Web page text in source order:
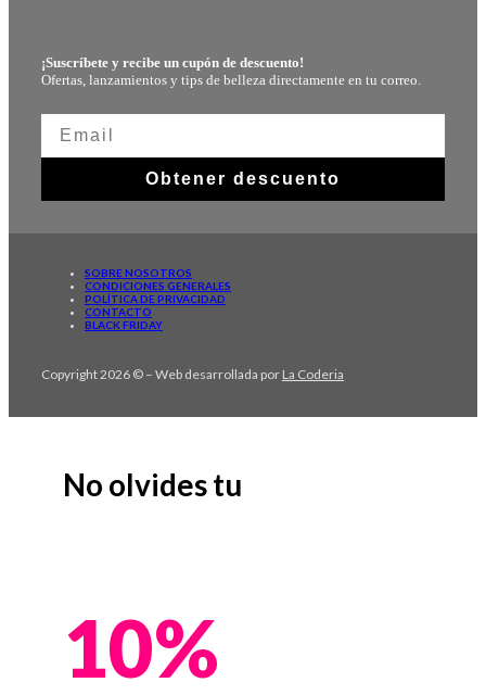
¡Suscríbete y recibe un cupón de descuento!
Ofertas, lanzamientos y tips de belleza directamente en tu correo.
Obtener descuento
SOBRE NOSOTROS
CONDICIONES GENERALES
POLÍTICA DE PRIVACIDAD
CONTACTO
BLACK FRIDAY
Copyright 2026 © – Web desarrollada por La Coderia
No olvides tu
10%